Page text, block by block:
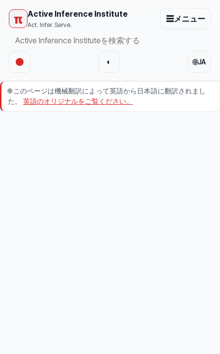
π Active Inference Institute
Act. Infer. Serve.
☰メニュー
🌐JA
◐
🌐このページは機械翻訳によって英語から日本語に翻訳されまし
た。 英語のオリジナルをご覧ください。